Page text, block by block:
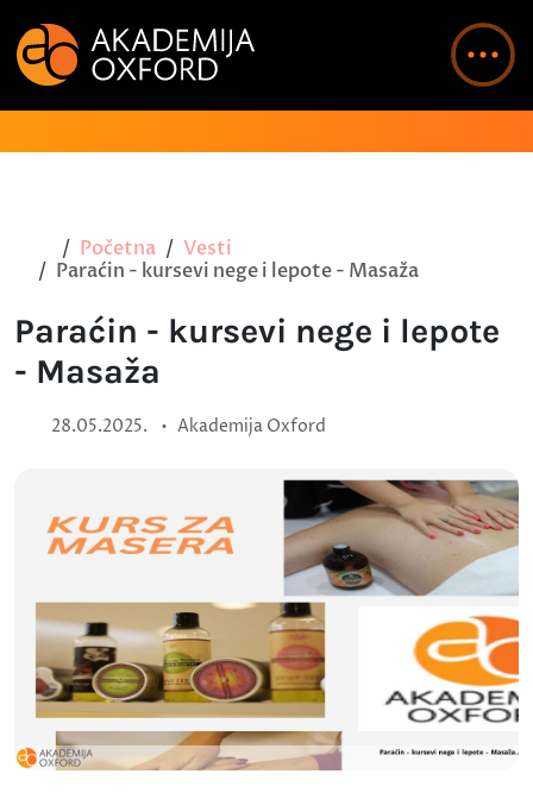
Početna
Vesti
Paraćin - kursevi nege i lepote - Masaža
Paraćin - kursevi nege i lepote
- Masaža
28.05.2025. • Akademija Oxford